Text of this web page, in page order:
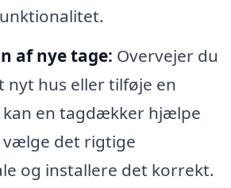
af nye tage: Overvejer du
nyt hus eller tilføje en
en tagdækker hjælpe
vælge det rigtige
og installere det korrekt.